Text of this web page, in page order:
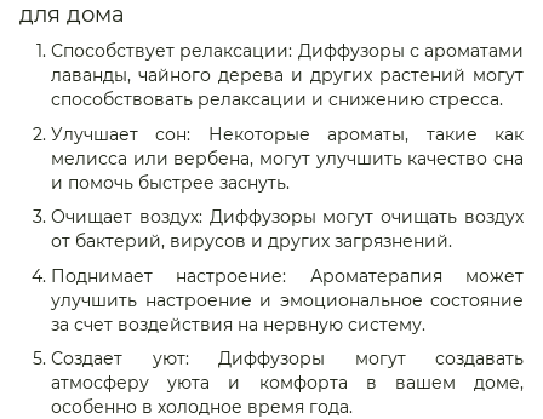
для дома
Способствует релаксации: Диффузоры с ароматами
лаванды, чайного дерева и других растений могут
способствовать релаксации и снижению стресса.
Улучшает сон: Некоторые ароматы, такие как
мелисса или вербена, могут улучшить качество сна
и помочь быстрее заснуть.
Очищает воздух: Диффузоры могут очищать воздух
от бактерий, вирусов и других загрязнений.
Поднимает настроение: Ароматерапия может
улучшить настроение и эмоциональное состояние
за счет воздействия на нервную систему.
Создает уют: Диффузоры могут создавать
атмосферу уюта и комфорта в вашем доме,
особенно в холодное время года.